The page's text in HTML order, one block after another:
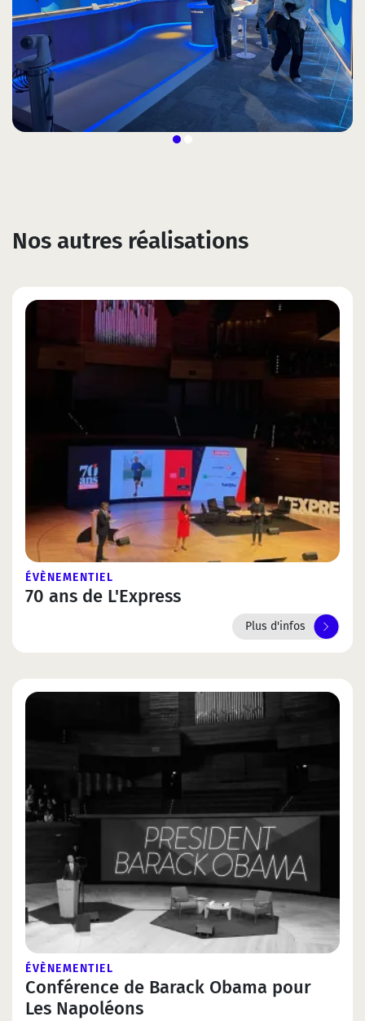
Nos autres réalisations
ÉVÈNEMENTIEL
70 ans de L'Express
Plus d'infos
ÉVÈNEMENTIEL
Conférence de Barack Obama pour
Les Napoléons